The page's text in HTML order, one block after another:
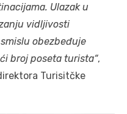
Ulazak u
vidljivosti
obezbeđuje
broj poseta turista“,
Turisitčke